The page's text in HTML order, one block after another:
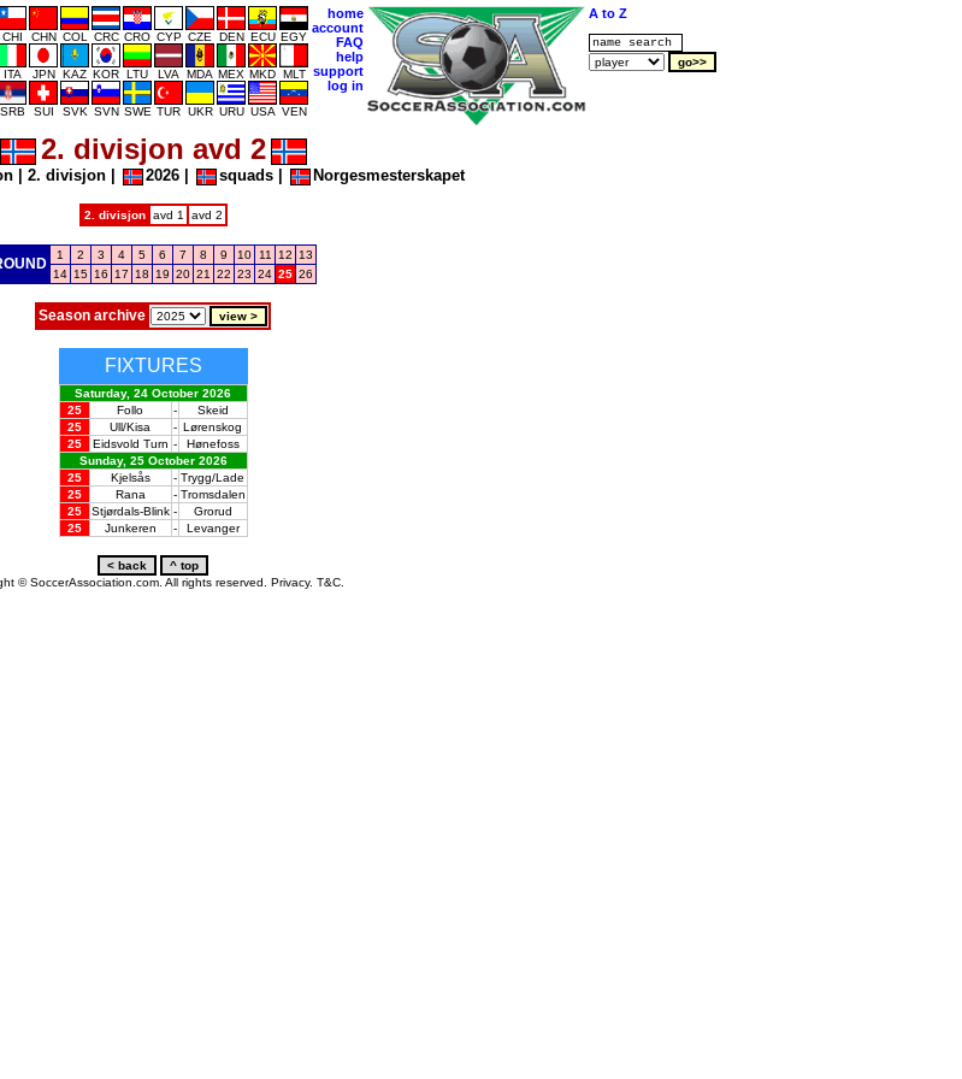
CHI CHN COL CRC CRO CYP CZE DEN ECU EGY
ITA JPN KAZ KOR LTU LVA MDA MEX MKD MLT
SRB SUI SVK SVN SWE TUR UKR URU USA VEN
home
account
FAQ
help
support
log in
A to Z
2. divisjon avd 2
2. divisjon 2026 squads Norgesmesterskapet
2. divisjon avd 1 avd 2
1 2 3 4 5 6 7 8 9 10 11 12
13
14 15 16 17 18 19 20 21 22 23 24 25 26
Season archive
FIXTURES
Saturday, 24 October 2026
25
Follo -
Skeid
25
Ull/Kisa - Lørenskog
25
Eidsvold Turn -
Hønefoss
Sunday, 25 October 2026
25
Kjelsås - Trygg/Lade
25
Rana - Tromsdalen
25
Stjørdals-Blink -
Grorud
25
Junkeren - Levanger
© SoccerAssociation.com. All rights reserved. Privacy. T&C.